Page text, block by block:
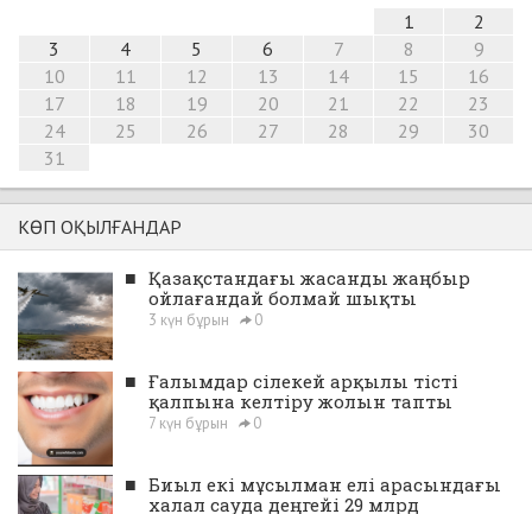
1
2
3
4 5 6 7 8
9
10
11 12 13 14 15
16
17
18 19 20 21 22
23
24
25 26 27 28 29
30
31
КӨП ОҚЫЛҒАНДАР
■ Қазақстандағы жасанды жаңбыр
ойлағандай болмай шықты
3 күн бұрын 0
■ Ғалымдар сілекей арқылы тісті
қалпына келтіру жолын тапты
7 күн бұрын 0
■ Биыл екі мұсылман елі арасындағы
халал сауда деңгейі 29 млрд